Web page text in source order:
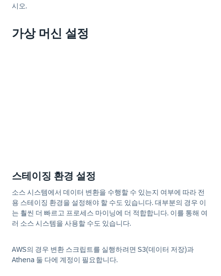
시오.
가상 머신 설정
스테이징 환경 설정
소스 시스템에서 데이터 변환을 수행할 수 있는지 여부에 따라 전
용 스테이징 환경을 설정해야 할 수도 있습니다. 대부분의 경우 이
는 훨씬 더 빠르고 프로세스 마이닝에 더 적합합니다. 이를 통해 여
러 소스 시스템을 사용할 수도 있습니다.
AWS의 경우 변환 스크립트를 실행하려면 S3(데이터 저장)과
Athena 둘 다에 계정이 필요합니다.